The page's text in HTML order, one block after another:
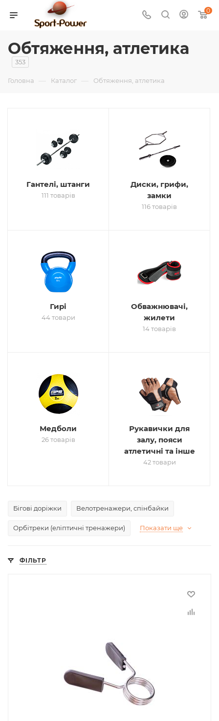
0
Обтяження, атлетика
353
Головна — Каталог — Обтяження, атлетика
Гантелі, штанги
111 товарів
Диски, грифи,
замки
116 товарів
Гирі
44 товари
Обважнювачі,
жилети
14 товарів
Медболи
26 товарів
Рукавички для
залу, пояси
атлетичні та інше
42 товари
Бігові доріжки Велотренажери, спінбайки
Орбітреки (еліптичні тренажери) Показати ще
ФІЛЬТР